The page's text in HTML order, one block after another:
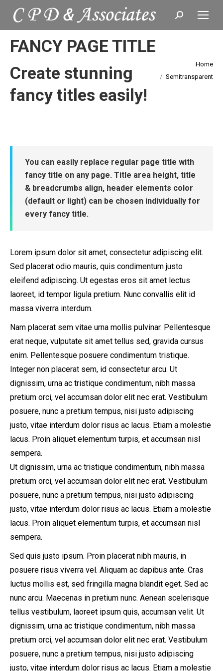
Search:
FANCY PAGE TITLE
Create stunning
fancy titles easily!
You are here:
Home
Semitransparent
You can easily replace regular page title with
fancy title on any page. Title area height, title
& breadcrumbs align, header elements color
(default or light) can be chosen individually for
every fancy title.
Lorem ipsum dolor sit amet, consectetur adipiscing elit.
Sed placerat odio mauris, quis condimentum justo
eleifend adipiscing. Ut egestas eros sit amet lectus
laoreet, id tempor ligula pretium. Nunc convallis elit id
massa viverra interdum.
Nam placerat sem vitae urna mollis pulvinar. Pellentesque
erat neque, vulputate sit amet tellus sed, gravida cursus
enim. Pellentesque posuere condimentum tristique.
Integer non placerat sem, id consectetur arcu. Ut
dignissim, urna ac tristique condimentum, nibh massa
pretium orci, vel accumsan dolor elit nec erat. Vestibulum
posuere, nunc a pretium tempus, nisi justo adipiscing
justo, vitae interdum dolor risus ac lacus. Etiam a molestie
lacus. Proin aliquet elementum turpis, et accumsan nisl
sempera.
Ut dignissim, urna ac tristique condimentum, nibh massa
pretium orci, vel accumsan dolor elit nec erat. Vestibulum
posuere, nunc a pretium tempus, nisi justo adipiscing
justo, vitae interdum dolor risus ac lacus. Etiam a molestie
lacus. Proin aliquet elementum turpis, et accumsan nisl
sempera.
Sed quis justo ipsum. Proin placerat nibh mauris, in
posuere risus viverra vel. Aliquam ac dapibus ante. Cras
luctus mollis est, sed fringilla magna blandit eget. Sed ac
nunc arcu. Maecenas in pretium nunc. Aenean scelerisque
tellus vestibulum, laoreet ipsum quis, accumsan velit. Ut
dignissim, urna ac tristique condimentum, nibh massa
pretium orci, vel accumsan dolor elit nec erat. Vestibulum
posuere, nunc a pretium tempus, nisi justo adipiscing
justo, vitae interdum dolor risus ac lacus. Etiam a molestie